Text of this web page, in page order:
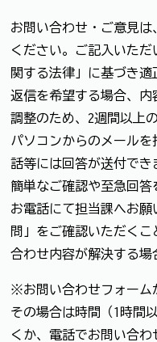
お問い合わせ・ご意見は
ください。ご記入いた
関する法律」に基づき適
返信を希望する場合、
調整のため、2週間以上
パソコンからのメール
話等には回答が送付でき
簡単なご確認や至急回
お電話にて担当課へお
問」をご確認いただく
合わせ内容が解決する場
※お問い合わせフォーム
その場合は時間（1時間
くか、電話でお問い合